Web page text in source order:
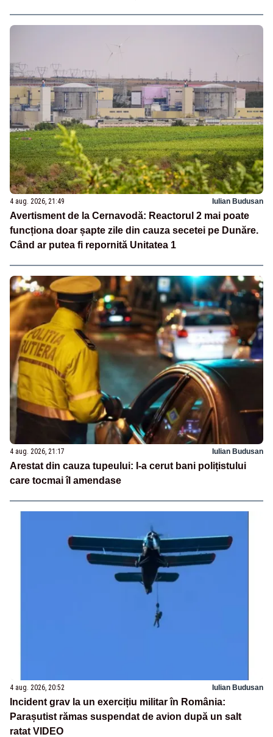
4 aug. 2026, 21:49 Iulian Budusan
Avertisment de la Cernavodă: Reactorul 2 mai poate
funcționa doar șapte zile din cauza secetei pe Dunăre.
Când ar putea fi repornită Unitatea 1
4 aug. 2026, 21:17 Iulian Budusan
Arestat din cauza tupeului: I-a cerut bani polițistului
care tocmai îl amendase
4 aug. 2026, 20:52 Iulian Budusan
Incident grav la un exercițiu militar în România:
Parașutist rămas suspendat de avion după un salt
ratat VIDEO